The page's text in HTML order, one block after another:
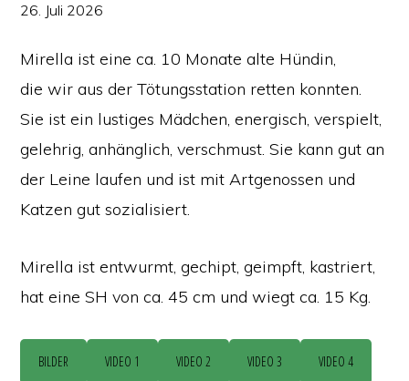
26. Juli 2026
Mirella ist eine ca. 10 Monate alte Hündin,
die wir aus der Tötungsstation retten konnten.
Sie ist ein lustiges Mädchen, energisch, verspielt,
gelehrig, anhänglich, verschmust. Sie kann gut an
der Leine laufen und ist mit Artgenossen und
Katzen gut sozialisiert.
Mirella ist entwurmt, gechipt, geimpft, kastriert,
hat eine SH von ca. 45 cm und wiegt ca. 15 Kg.
BILDER VIDEO 1 VIDEO 2 VIDEO 3 VIDEO 4